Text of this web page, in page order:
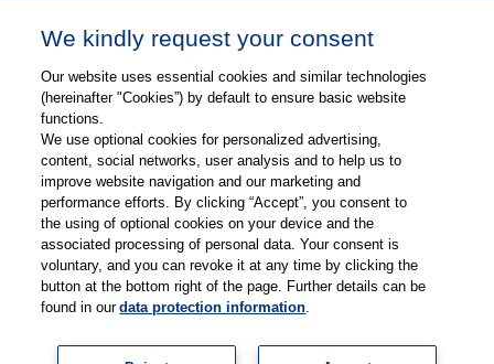
kevin.chang@thieme.com
关注微博
关注微信
有关Thieme图书翻译及版权业务，请联系：rights@thieme.de
| Thieme-Connect |
We kindly request your consent
Our website uses essential cookies and similar technologies
(hereinafter "Cookies”) by default to ensure basic website
functions.
We use optional cookies for personalized advertising,
content, social networks, user analysis and to help us to
improve website navigation and our marketing and
performance efforts. By clicking “Accept”, you consent to
the using of optional cookies on your device and the
associated processing of personal data. Your consent is
voluntary, and you can revoke it at any time by clicking the
button at the bottom right of the page. Further details can be
found in ourdata protection information.